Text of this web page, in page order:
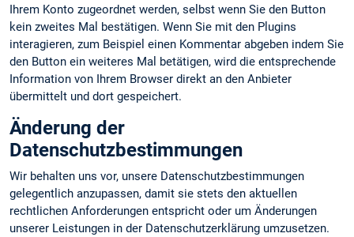
Ihrem Konto zugeordnet werden, selbst wenn Sie den Button
kein zweites Mal bestätigen. Wenn Sie mit den Plugins
interagieren, zum Beispiel einen Kommentar abgeben indem Sie
den Button ein weiteres Mal betätigen, wird die entsprechende
Information von Ihrem Browser direkt an den Anbieter
übermittelt und dort gespeichert.
Änderung der
Datenschutzbestimmungen
Wir behalten uns vor, unsere Datenschutzbestimmungen
gelegentlich anzupassen, damit sie stets den aktuellen
rechtlichen Anforderungen entspricht oder um Änderungen
unserer Leistungen in der Datenschutzerklärung umzusetzen.